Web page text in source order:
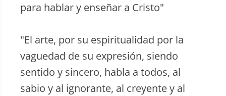
para hablar y enseñar a Cristo"
"El arte, por su espiritualidad por la
vaguedad de su expresión, siendo
sentido y sincero, habla a todos, al
sabio y al ignorante, al creyente y al